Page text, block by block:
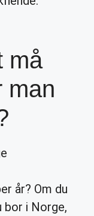
må
man
år? Om du
bor i Norge,